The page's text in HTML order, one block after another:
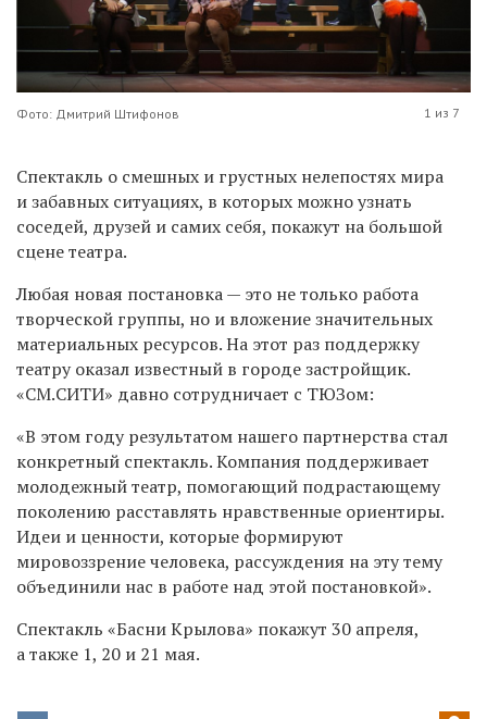
Фото: Дмитрий Штифонов 1 из 7
Спектакль о смешных и грустных нелепостях мира
и забавных ситуациях, в которых можно узнать
соседей, друзей и самих себя, покажут на большой
сцене театра.
Любая новая постановка — это не только работа
творческой группы, но и вложение значительных
материальных ресурсов. На этот раз поддержку
театру оказал известный в городе застройщик.
«СМ.СИТИ» давно сотрудничает с ТЮЗом:
«В этом году результатом нашего партнерства стал
конкретный спектакль. Компания поддерживает
молодежный театр, помогающий подрастающему
поколению расставлять нравственные ориентиры.
Идеи и ценности, которые формируют
мировоззрение человека, рассуждения на эту тему
объединили нас в работе над этой постановкой».
Спектакль «Басни Крылова» покажут 30 апреля,
а также 1, 20 и 21 мая.